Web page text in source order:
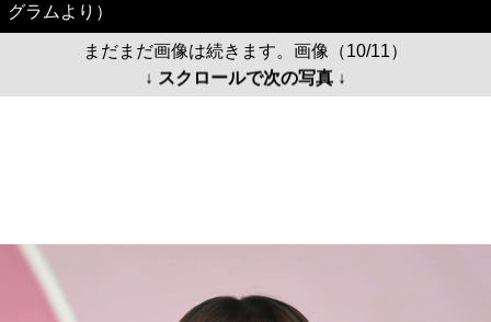
グラムより）
まだまだ画像は続きます。画像（10/11）
↓ スクロールで次の写真 ↓